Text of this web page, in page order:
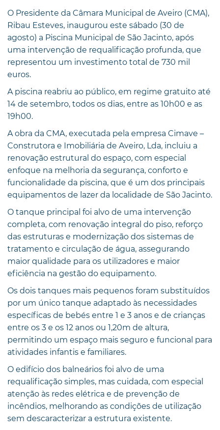
O Presidente da Câmara Municipal de Aveiro (CMA),
Ribau Esteves, inaugurou este sábado (30 de
agosto) a Piscina Municipal de São Jacinto, após
uma intervenção de requalificação profunda, que
representou um investimento total de 730 mil
euros.
A piscina reabriu ao público, em regime gratuito até
14 de setembro, todos os dias, entre as 10h00 e as
19h00.
A obra da CMA, executada pela empresa Cimave –
Construtora e Imobiliária de Aveiro, Lda, incluiu a
renovação estrutural do espaço, com especial
enfoque na melhoria da segurança, conforto e
funcionalidade da piscina, que é um dos principais
equipamentos de lazer da localidade de São Jacinto.
O tanque principal foi alvo de uma intervenção
completa, com renovação integral do piso, reforço
das estruturas e modernização dos sistemas de
tratamento e circulação de água, assegurando
maior qualidade para os utilizadores e maior
eficiência na gestão do equipamento.
Os dois tanques mais pequenos foram substituídos
por um único tanque adaptado às necessidades
específicas de bebés entre 1 e 3 anos e de crianças
entre os 3 e os 12 anos ou 1,20m de altura,
permitindo um espaço mais seguro e funcional para
atividades infantis e familiares.
O edifício dos balneários foi alvo de uma
requalificação simples, mas cuidada, com especial
atenção às redes elétrica e de prevenção de
incêndios, melhorando as condições de utilização
sem descaracterizar a estrutura existente.